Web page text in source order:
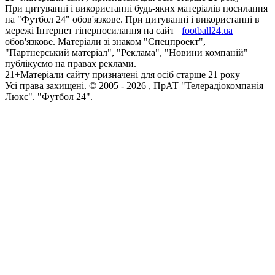
При цитуванні і використанні будь-яких матеріалів посилання
на "Футбол 24" обов'язкове. При цитуванні і використанні в
мережі Інтернет гіперпосилання на сайт
football24.ua
обов'язкове. Матеріали зі знаком "Спецпроект",
"Партнерський матеріал", "Реклама", "Новини компаній"
публікуємо на правах реклами.
21+Матеріали сайту призначені для осіб старше 21 року
Усi права захищенi. © 2005 - 2026 , ПрАТ "Телерадіокомпанія
Люкс". "Футбол 24".